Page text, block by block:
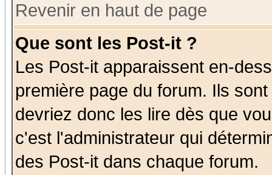
Revenir en haut de page
Que sont les Post-it ?
Les Post-it apparaissent en-
première page du forum. Ils
devriez donc les lire dès que
c'est l'administrateur qui
des Post-it dans chaque forum.